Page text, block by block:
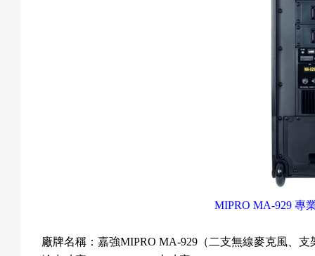
MIPRO MA-929 專
廠牌名稱：嘉強MIPRO MA-929 （二支無線麥克風、支